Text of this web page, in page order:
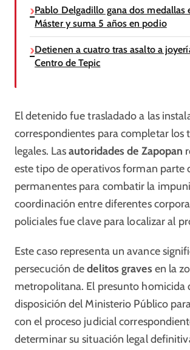
Pablo Delgadillo gana dos medallas
Máster y suma 5 años en podio
Detienen a cuatro tras asalto a
Centro de Tepic
El detenido fue trasladado a las
correspondientes para completar los
legales. Lasautoridades de Zapopan
este tipo de operativos forman parte
permanentes para combatir la
coordinación entre diferentes
policiales fue clave para localizar al
Este caso representa un avance
persecución dedelitos graves en la
metropolitana. El presunto homicida
disposición del Ministerio Público
con el proceso judicial
determinar su situación legal